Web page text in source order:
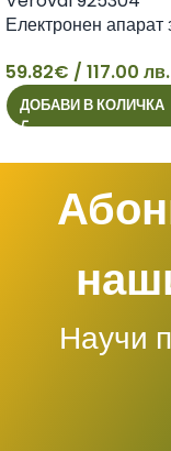
59
Електронен апарат
налягане
59.82€ / 117.00 лв.
ДОБАВИ В КОЛИЧКА
Научи